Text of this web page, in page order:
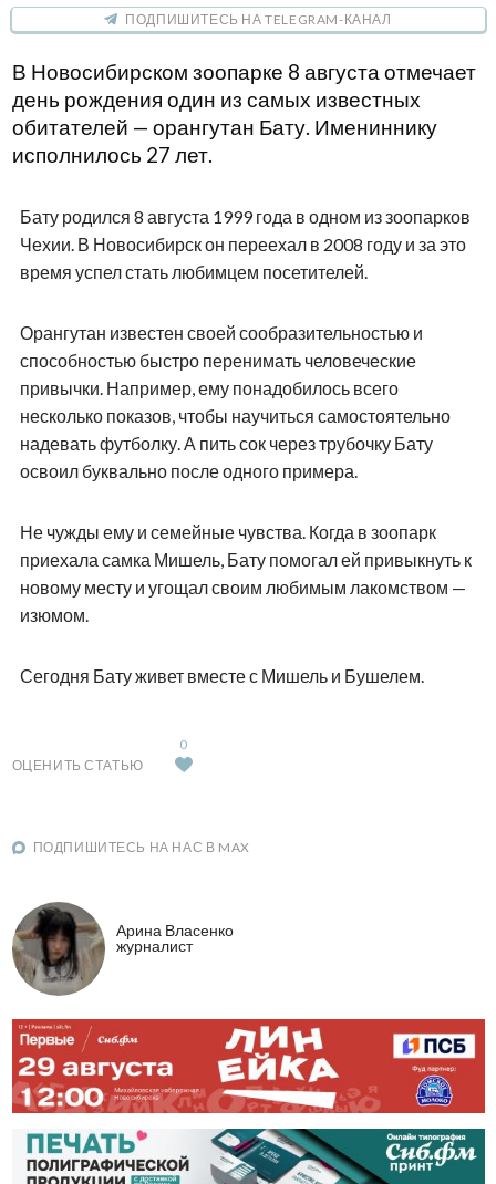
ПОДПИШИТЕСЬ НА TELEGRAM-КАНАЛ
В Новосибирском зоопарке 8 августа отмечает
день рождения один из самых известных
обитателей — орангутан Бату. Имениннику
исполнилось 27 лет.
Бату родился 8 августа 1999 года в одном из зоопарков
Чехии. В Новосибирск он переехал в 2008 году и за это
время успел стать любимцем посетителей.
Орангутан известен своей сообразительностью и
способностью быстро перенимать человеческие
привычки. Например, ему понадобилось всего
несколько показов, чтобы научиться самостоятельно
надевать футболку. А пить сок через трубочку Бату
освоил буквально после одного примера.
Не чужды ему и семейные чувства. Когда в зоопарк
приехала самка Мишель, Бату помогал ей привыкнуть к
новому месту и угощал своим любимым лакомством —
изюмом.
Сегодня Бату живет вместе с Мишель и Бушелем.
ОЦЕНИТЬ СТАТЬЮ
0
ПОДПИШИТЕСЬ НА НАС В MAX
Арина Власенко
журналист